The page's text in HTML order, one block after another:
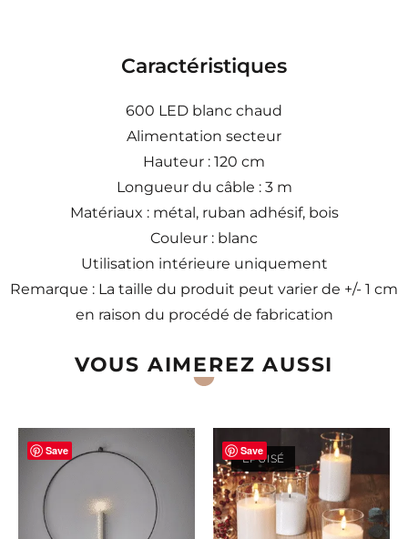
Caractéristiques
600 LED blanc chaud
Alimentation secteur
Hauteur : 120 cm
Longueur du câble : 3 m
Matériaux : métal, ruban adhésif, bois
Couleur : blanc
Utilisation intérieure uniquement
Remarque : La taille du produit peut varier de +/- 1 cm
en raison du procédé de fabrication
VOUS AIMEREZ AUSSI
Save Save
ÉPUISÉ